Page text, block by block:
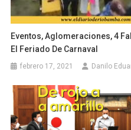
Eventos, Aglomeraciones, 4
El Feriado De Carnaval
febrero 17, 2021 Danilo